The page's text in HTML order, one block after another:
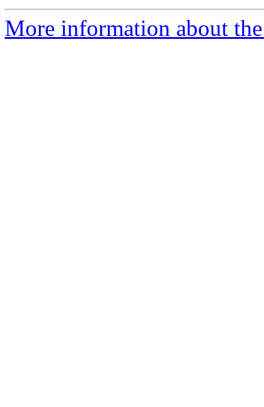
More information about